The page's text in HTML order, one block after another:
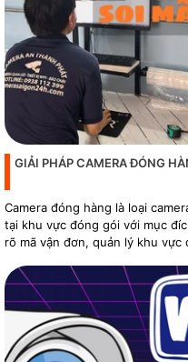
GIẢI PHÁP CAMERA ĐÓNG
Camera đóng hàng là loại
tại khu vực đóng gói với mục
rõ mã vận đơn, quản lý khu vực